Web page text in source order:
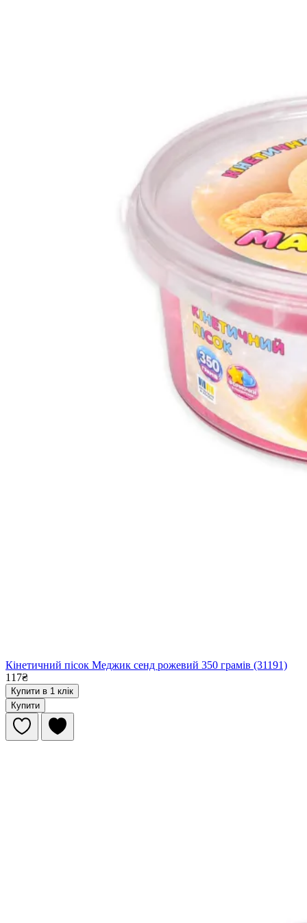
Кінетичний пісок Меджик сенд рожевий 350 грамів (31191)
117₴
Купити в 1 клік
Купити